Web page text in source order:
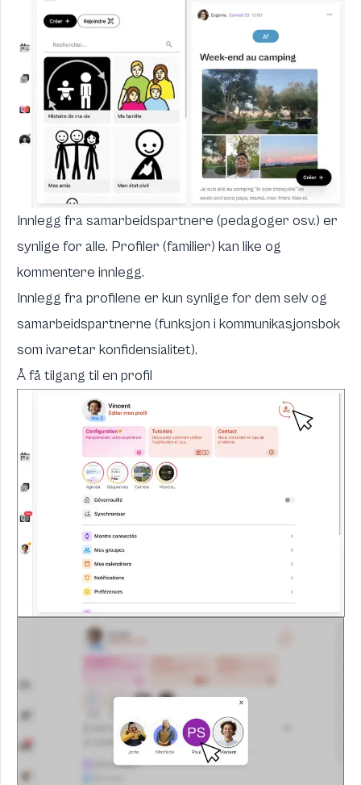
Innlegg fra samarbeidspartnere (pedagoger osv.) er
synlige for alle. Profiler (familier) kan like og
kommentere innlegg.
Innlegg fra profilene er kun synlige for dem selv og
samarbeidspartnerne (funksjon i kommunikasjonsbok
som ivaretar konfidensialitet).
Å få tilgang til en profil